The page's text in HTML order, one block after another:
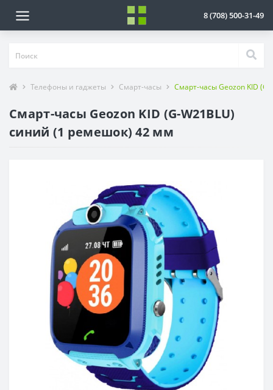
8 (708) 500-31-49
Телефоны и гаджеты Смарт-часы Смарт-часы Geozon KID
Смарт-часы Geozon KID (G-W21BLU)
синий (1 ремешок) 42 мм